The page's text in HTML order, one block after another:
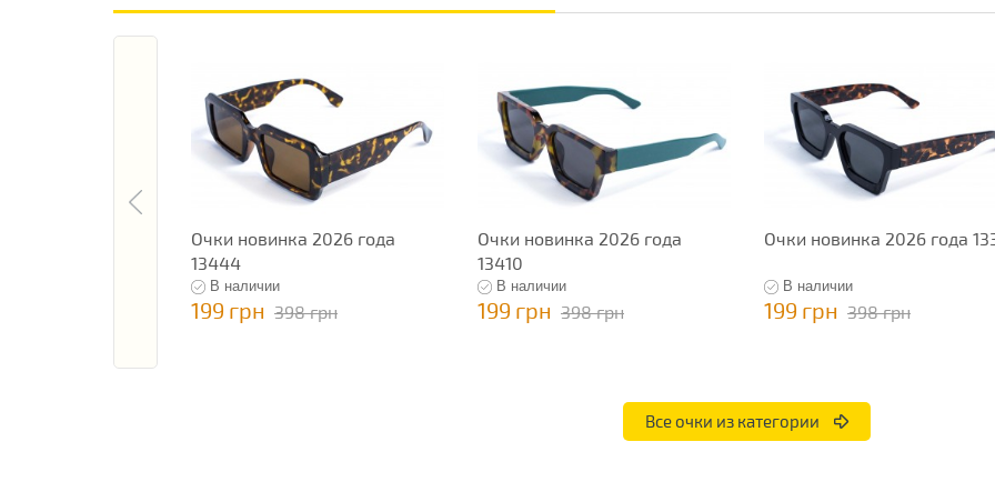
Очки новинка 2026 года
13444
В наличии
199 грн 398 грн
Очки новинка 2026 года
13410
В наличии
199 грн 398 грн
Очки новинка 2026 года
В наличии
199 грн 398 грн
Все очки из категории